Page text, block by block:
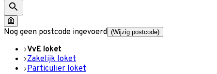
Nog geen postcode ingevoerd (Wijzig postcode)
VvE loket
Zakelijk loket
Particulier loket